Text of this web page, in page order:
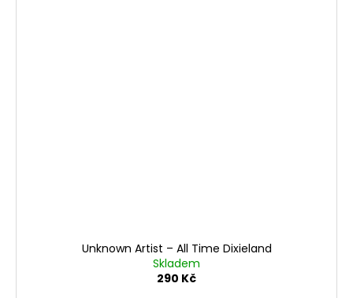
Unknown Artist ‎– All Time Dixieland
Skladem
290 Kč